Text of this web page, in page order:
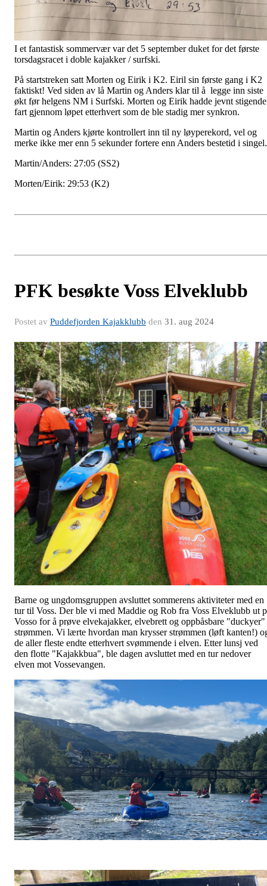
I et fantastisk sommervær var det 5 september duket for det første
torsdagsracet i doble kajakker / surfski.
På startstreken satt Morten og Eirik i K2. Eiril sin første gang i K2
faktiskt! Ved siden av lå Martin og Anders klar til å legge inn siste
økt før helgens NM i Surfski. Morten og Eirik hadde jevnt stigende
fart gjennom løpet etterhvert som de ble stadig mer synkron.
Martin og Anders kjørte kontrollert inn til ny løyperekord, vel og
merke ikke mer enn 5 sekunder fortere enn Anders bestetid i singel.
Martin/Anders: 27:05 (SS2)
Morten/Eirik: 29:53 (K2)
PFK besøkte Voss Elveklubb
Postet av Puddefjorden Kajakklubb den 31. aug 2024
Barne og ungdomsgruppen avsluttet sommerens aktiviteter med en
tur til Voss. Der ble vi med Maddie og Rob fra Voss Elveklubb ut
Vosso for å prøve elvekajakker, elvebrett og oppbåsbare
strømmen. Vi lærte hvordan man krysser strømmen (løft kanten!)
de aller fleste endte etterhvert svømmende i elven. Etter lunsj ved
den flotte "Kajakkbua", ble dagen avsluttet med en tur nedover
elven mot Vossevangen.